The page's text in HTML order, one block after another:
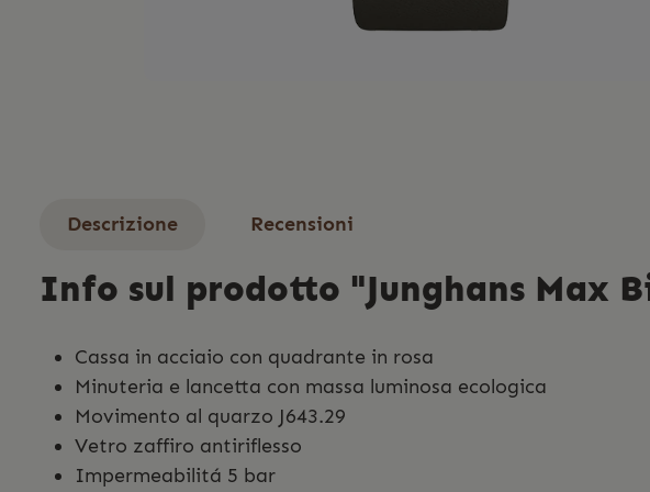
Descrizione Recensioni
Info sul prodotto "Junghans Max
Cassa in acciaio con quadrante in rosa
Minuteria e lancetta con massa luminosa ecologica
Movimento al quarzo J643.29
Vetro zaffiro antiriflesso
Impermeabilitá 5 bar